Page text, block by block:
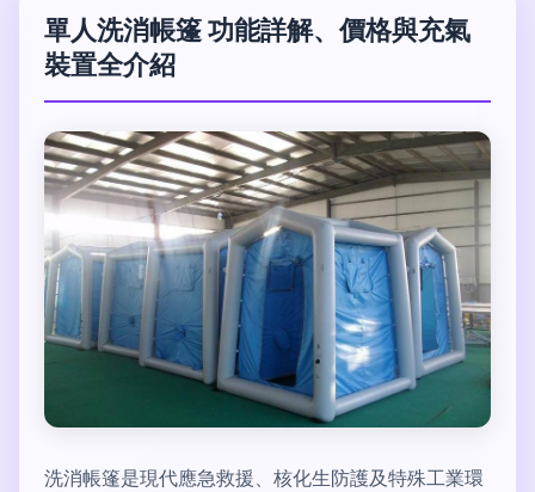
單人洗消帳篷 功能詳解、價格與充氣
裝置全介紹
洗消帳篷是現代應急救援、核化生防護及特殊工業環